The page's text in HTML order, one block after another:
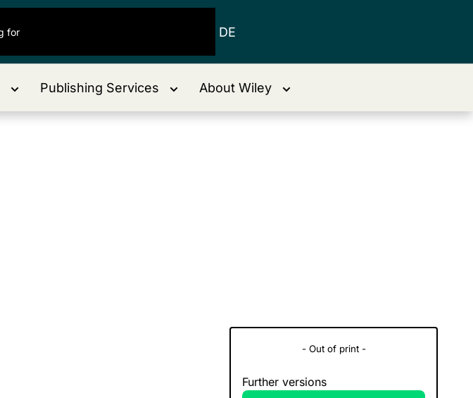
DE
Publishing Services About Wiley
- Out of print -
Further versions